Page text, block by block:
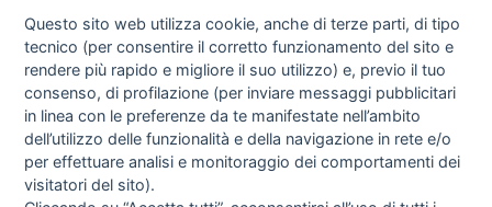
I libri Vedi tutti
Questo sito web utilizza cookie, anche di terze parti, di tipo
tecnico (per consentire il corretto funzionamento del sito e
rendere più rapido e migliore il suo utilizzo) e, previo il tuo
consenso, di profilazione (per inviare messaggi pubblicitari
in linea con le preferenze da te manifestate nell’ambito
dell’utilizzo delle funzionalità e della navigazione in rete e/o
per effettuare analisi e monitoraggio dei comportamenti dei
visitatori del sito).